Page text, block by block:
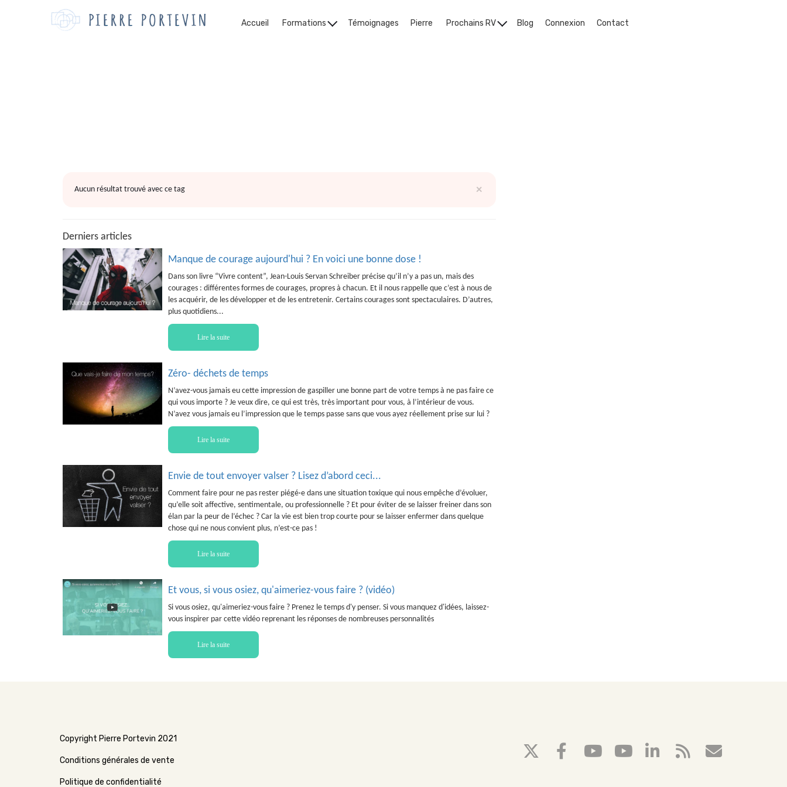
Accueil Formations Témoignages Pierre Prochains RV Blog Connexion Contact
×
Aucun résultat trouvé avec ce tag
Derniers articles
Manque de courage aujourd'hui ? En voici une bonne dose !
Dans son livre “Vivre content”, Jean-Louis Servan Schreiber précise qu’il n’y a pas un, mais des
courages : différentes formes de courages, propres à chacun. Et il nous rappelle que c’est à nous de
les acquérir, de les développer et de les entretenir. Certains courages sont spectaculaires. D’autres,
plus quotidiens...
Lire la suite
Zéro- déchets de temps
N’avez-vous jamais eu cette impression de gaspiller une bonne part de votre temps à ne pas faire ce
qui vous importe ? Je veux dire, ce qui est très, très important pour vous, à l’intérieur de vous.
N’avez vous jamais eu l’impression que le temps passe sans que vous ayez réellement prise sur lui ?
Lire la suite
Envie de tout envoyer valser ? Lisez d’abord ceci...
Comment faire pour ne pas rester piégé·e dans une situation toxique qui nous empêche d’évoluer,
qu’elle soit affective, sentimentale, ou professionnelle ? Et pour éviter de se laisser freiner dans son
élan par la peur de l’échec ? Car la vie est bien trop courte pour se laisser enfermer dans quelque
chose qui ne nous convient plus, n’est-ce pas !
Lire la suite
Et vous, si vous osiez, qu'aimeriez-vous faire ? (vidéo)
Si vous osiez, qu'aimeriez-vous faire ? Prenez le temps d'y penser. Si vous manquez d'idées, laissez-
vous inspirer par cette vidéo reprenant les réponses de nombreuses personnalités
Lire la suite
Copyright Pierre Portevin 2021
Conditions générales de vente
Politique de confidentialité